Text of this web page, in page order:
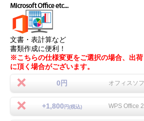
文書・表計算など
書類作成に便利！
※こちらの仕様変更をご選択の場合、出
に頂く場合がございます。
0円 オフィスソ
+1,800 円(税込) WPS Office